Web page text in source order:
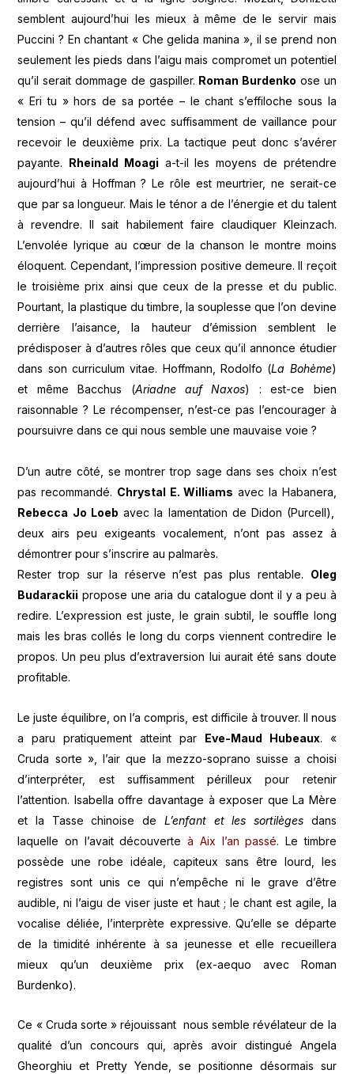
semblent aujourd’hui les mieux à même de le servir mais
Puccini ? En chantant « Che gelida manina », il se prend non
seulement les pieds dans l’aigu mais compromet un potentiel
qu’il serait dommage de gaspiller. Roman Burdenko ose un
« Eri tu » hors de sa portée – le chant s’effiloche sous la
tension – qu’il défend avec suffisamment de vaillance pour
recevoir le deuxième prix. La tactique peut donc s’avérer
payante.
Rheinald Moagi a-t-il les moyens de prétendre
aujourd’hui à Hoffman ? Le rôle est meurtrier, ne serait-ce
que par sa longueur. Mais le ténor a de l’énergie et du talent
à revendre. Il sait habilement faire claudiquer Kleinzach.
L’envolée lyrique au cœur de la chanson le montre moins
éloquent. Cependant, l’impression positive demeure. Il reçoit
le troisième prix ainsi que ceux de la presse et du public.
Pourtant, la plastique du timbre, la souplesse que l’on devine
derrière l’aisance, la hauteur d’émission semblent le
prédisposer à d’autres rôles que ceux qu’il annonce étudier
dans son curriculum vitae. Hoffmann, Rodolfo (La Bohème)
et même Bacchus (Ariadne auf Naxos) : est-ce bien
raisonnable ? Le récompenser, n’est-ce pas l’encourager à
poursuivre dans ce qui nous semble une mauvaise voie ?
D’un autre côté, se montrer trop sage dans ses choix n’est
pas recommandé. Chrystal E. Williams avec la Habanera,
Rebecca Jo Loeb avec la lamentation de Didon (Purcell),
deux airs peu exigeants vocalement, n’ont pas assez à
démontrer pour s’inscrire au palmarès.
Rester trop sur la réserve n’est pas plus rentable. Oleg
Budarackii propose une aria du catalogue dont il y a peu à
redire. L’expression est juste, le grain subtil, le souffle long
mais les bras collés le long du corps viennent contredire le
propos. Un peu plus d’extraversion lui aurait été sans doute
profitable.
Le juste équilibre, on l’a compris, est difficile à trouver. Il nous
a paru pratiquement atteint par Eve-Maud Hubeaux. «
Cruda sorte », l’air que la mezzo-soprano suisse a choisi
d’interpréter, est suffisamment périlleux pour retenir
l’attention. Isabella offre davantage à exposer que La Mère
et la Tasse chinoise de L’enfant et les sortilègesdans
laquelle on l’avait découverteà Aix l’an passé. Le timbre
possède une robe idéale, capiteux sans être lourd, les
registres sont unis ce qui n’empêche ni le grave d’être
audible, ni l’aigu de viser juste et haut ; le chant est agile, la
vocalise déliée, l’interprète expressive. Qu’elle se départe
de la timidité inhérente à sa jeunesse et elle recueillera
mieux qu’un deuxième prix (ex-aequo avec Roman
Burdenko).
Ce « Cruda sorte » réjouissant nous semble révélateur de la
qualité d’un concours qui, après avoir distingué Angela
Gheorghiu et Pretty Yende, se positionne désormais sur